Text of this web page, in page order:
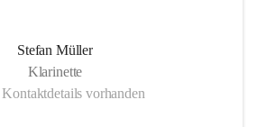
Stefan Müller
Klarinette
vorhanden